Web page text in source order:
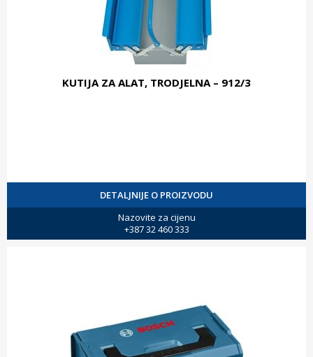
KUTIJA ZA ALAT, TRODJELNA – 912/3
DETALJNIJE O PROIZVODU
Nazovite za cijenu
+387 32 460 333